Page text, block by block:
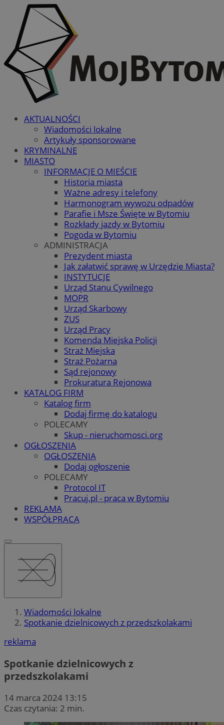
AKTUALNOŚCI
Wiadomości lokalne
Artykuły sponsorowane
KRYMINALNE
MIASTO
INFORMACJE O MIEŚCIE
Historia miasta
Ważne adresy i telefony
Harmonogram wywozu odpadów
Parafie i Msze Święte w Bytomiu
Rozkłady jazdy w Bytomiu
Pogoda w Bytomiu
ADMINISTRACJA
Prezydent miasta
Jak załatwić sprawę w Urzędzie Miasta?
INSTYTUCJE
Urząd Stanu Cywilnego
MOPR
Urząd Skarbowy
ZUS
Urząd Pracy
Komenda Miejska Policji
Straż Miejska
Straż Pożarna
Sąd rejonowy
Prokuratura Rejonowa
KATALOG FIRM
Katalog firm
Dodaj firmę do katalogu
POLECAMY
Skup - nieruchomosci.org
OGŁOSZENIA
OGŁOSZENIA
Dodaj ogłoszenie
POLECAMY
Protocol IT
Pracuj.pl - praca w Bytomiu
REKLAMA
WSPÓŁPRACA
Wiadomości lokalne
Spotkanie dzielnicowych z przedszkolakami
reklama
Spotkanie dzielnicowych z
przedszkolakami
14 marca 2024 13:15
Czas czytania: 2 min.